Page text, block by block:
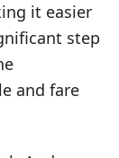
it easier
step
and fare